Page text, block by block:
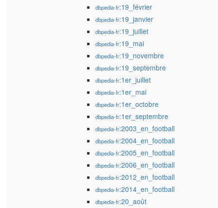
dbpedia-fr:19_février
dbpedia-fr:19_janvier
dbpedia-fr:19_juillet
dbpedia-fr:19_mai
dbpedia-fr:19_novembre
dbpedia-fr:19_septembre
dbpedia-fr:1er_juillet
dbpedia-fr:1er_mai
dbpedia-fr:1er_octobre
dbpedia-fr:1er_septembre
dbpedia-fr:2003_en_football
dbpedia-fr:2004_en_football
dbpedia-fr:2005_en_football
dbpedia-fr:2006_en_football
dbpedia-fr:2012_en_football
dbpedia-fr:2014_en_football
dbpedia-fr:20_août